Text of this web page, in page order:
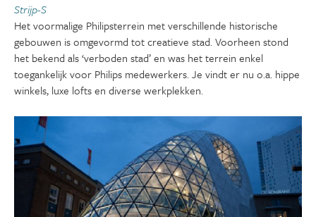
Strijp-S
Het voormalige Philipsterrein met verschillende historische
gebouwen is omgevormd tot creatieve stad. Voorheen stond
het bekend als ‘verboden stad’ en was het terrein enkel
toegankelijk voor Philips medewerkers. Je vindt er nu o.a. hippe
winkels, luxe lofts en diverse werkplekken.